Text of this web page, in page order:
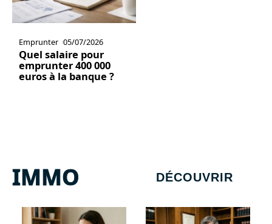
Emprunter 05/07/2026
Quel salaire pour
emprunter 400 000
euros à la banque ?
IMMO DÉCOUVRIR